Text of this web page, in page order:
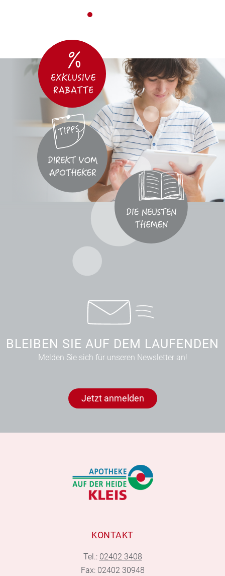
BLEIBEN SIE AUF DEM LAUFENDEN
Melden Sie sich für unseren Newsletter an!
Jetzt anmelden
KONTAKT
Tel.: 02402 3408
Fax: 02402 30948